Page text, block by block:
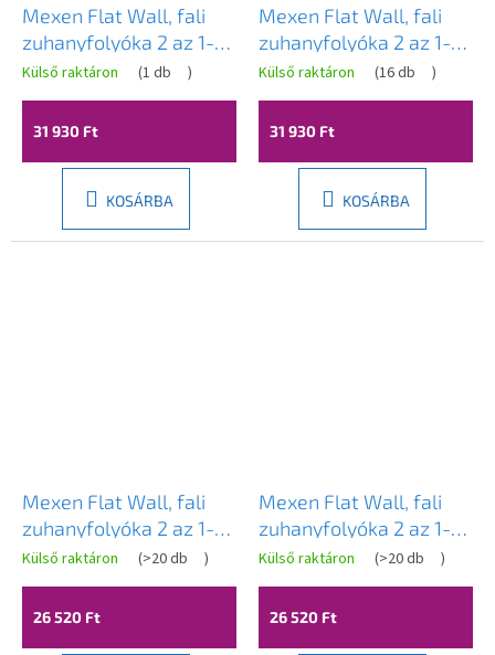
Mexen Flat Wall, fali
zuhanyfolyóka 2 az 1-
ben, 60 cm, matt réz,
1C30060
Külső raktáron (1 db )
31 930 Ft
KOSÁRBA
Mexen Flat Wall, fali
zuhanyfolyóka 2 az 1-
ben, 60 cm, szálcsiszolt
grafit, 1E30060
Külső raktáron (16 db )
31 930 Ft
KOSÁRBA
Mexen Flat Wall, fali
zuhanyfolyóka 2 az 1-
ben, 50 cm, matt arany,
1A30050
Külső raktáron (>20 db )
26 520 Ft
Mexen Flat Wall, fali
zuhanyfolyóka 2 az 1-
ben, 50 cm, fényes
arany, 1530050
Külső raktáron (>20 db )
26 520 Ft